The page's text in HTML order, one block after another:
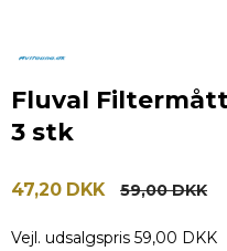
Fluval
3 stk
47,20 DKK 59,00 DKK
Vejl. udsalgspris 59,00 DKK